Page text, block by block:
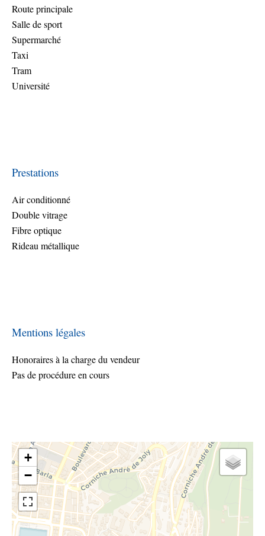
Route principale
Salle de sport
Supermarché
Taxi
Tram
Université
Prestations
Air conditionné
Double vitrage
Fibre optique
Rideau métallique
Mentions légales
Honoraires à la charge du vendeur
Pas de procédure en cours
+
−